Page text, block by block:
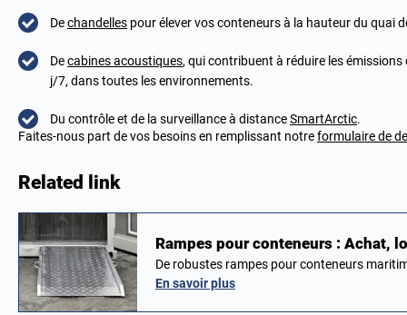
Dechandelles pour élever vos conteneurs à la hauteur du quai
Decabines acoustiques, qui contribuent à réduire les
j/7, dans toutes les environnements.
Du contrôle et de la surveillance à distanceSmartArctic.
Faites-nous part de vos besoins en remplissant notreformulaire de
Related link
Rampes pour conteneurs : Achat,
De robustes rampes pour conteneurs
En savoir plus